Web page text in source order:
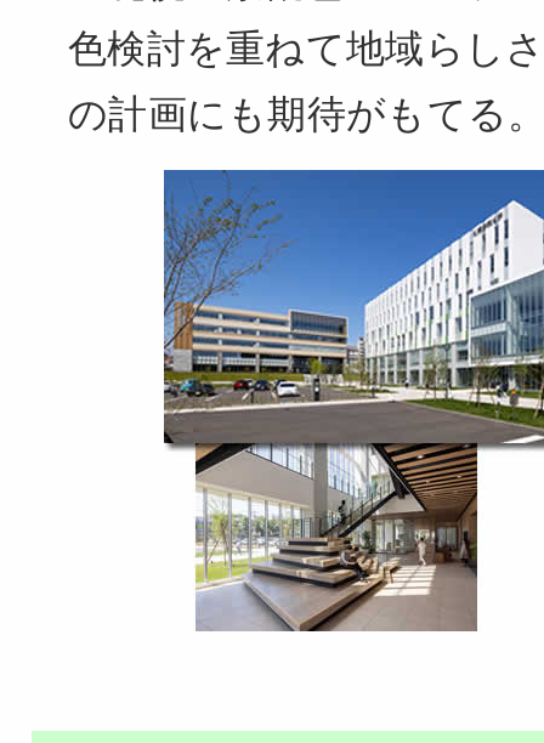
色検討を重ねて地域らし
の計画にも期待がもてる